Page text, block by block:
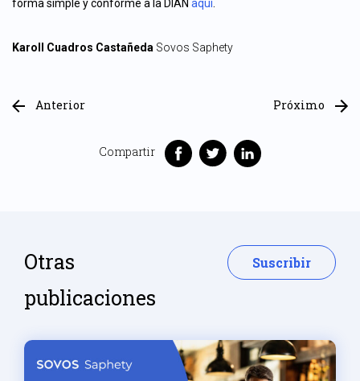
forma simple y conforme a la DIAN aquí.
Karoll Cuadros Castañeda Sovos Saphety
Anterior
Compartir
Próximo
Otras
publicaciones
Suscribir